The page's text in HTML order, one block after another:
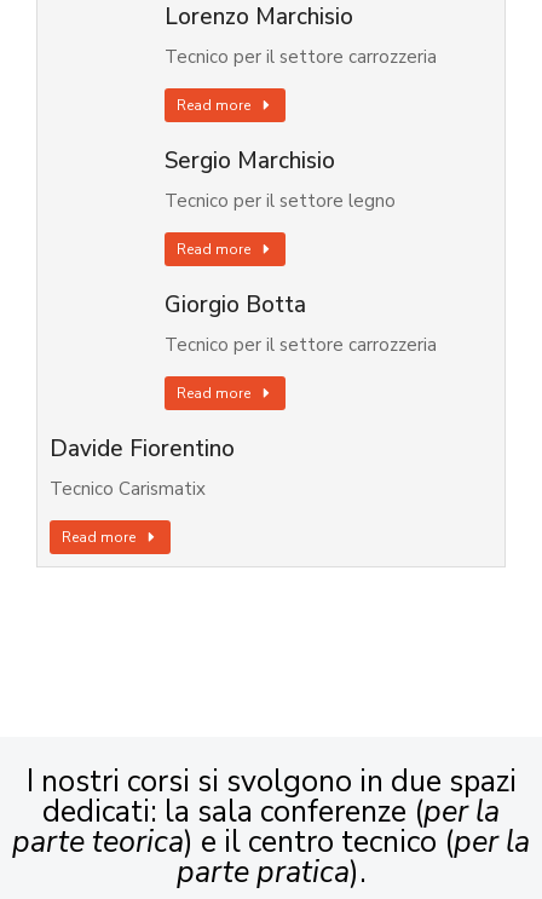
Lorenzo Marchisio
Tecnico per il settore carrozzeria
Read more
Sergio Marchisio
Tecnico per il settore legno
Read more
Giorgio Botta
Tecnico per il settore carrozzeria
Read more
Davide Fiorentino
Tecnico Carismatix
Read more
I nostri corsi si svolgono in due spazi
dedicati: la sala conferenze (per la
parte teorica) e il centro tecnico (per la
parte pratica).